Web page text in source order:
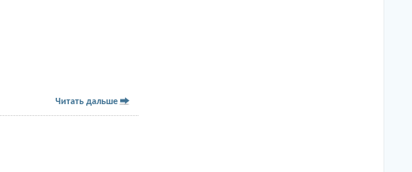
Читать дальше